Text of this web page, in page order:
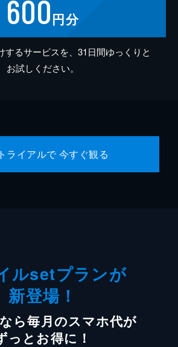
600円分
するサービスを、31日間ゆっくりと
お試しください。
ライアルで 今すぐ観る
ルsetプランが
新登場！
ら毎月のスマホ代が
っとお得に！